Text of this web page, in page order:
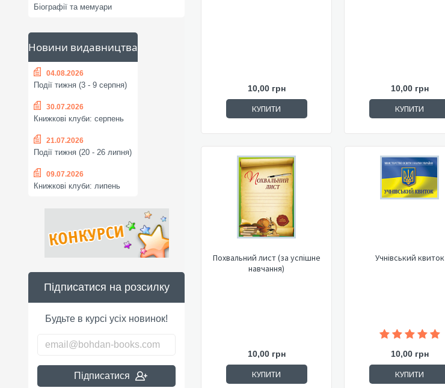
Біографії та мемуари
Новини видавництва
04.08.2026
Події тижня (3 - 9 серпня)
30.07.2026
Книжкові клуби: серпень
21.07.2026
Події тижня (20 - 26 липня)
09.07.2026
Книжкові клуби: липень
Підписатися на розсилку
Будьте в курсі усіх новинок!
Підписатися
10,00 грн
КУПИТИ
10,00 грн
КУПИТИ
Похвальний лист (за успішне
навчання)
10,00 грн
КУПИТИ
Учнівський квиток
10,00 грн
КУПИТИ